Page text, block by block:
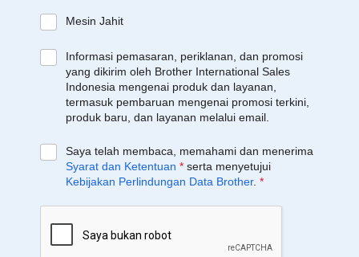
Mesin Jahit
Informasi pemasaran, periklanan, dan promosi
yang dikirim oleh Brother International Sales
Indonesia mengenai produk dan layanan,
termasuk pembaruan mengenai promosi terkini,
produk baru, dan layanan melalui email.
Saya telah membaca, memahami dan menerima
Syarat dan Ketentuan * serta menyetujui
Kebijakan Perlindungan Data Brother. *